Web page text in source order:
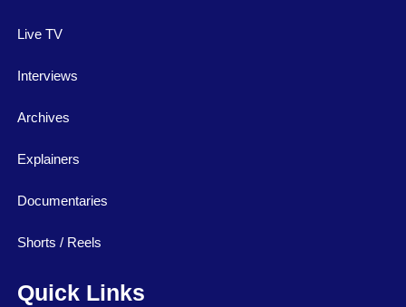
Live TV
Interviews
Archives
Explainers
Documentaries
Shorts / Reels
Quick Links